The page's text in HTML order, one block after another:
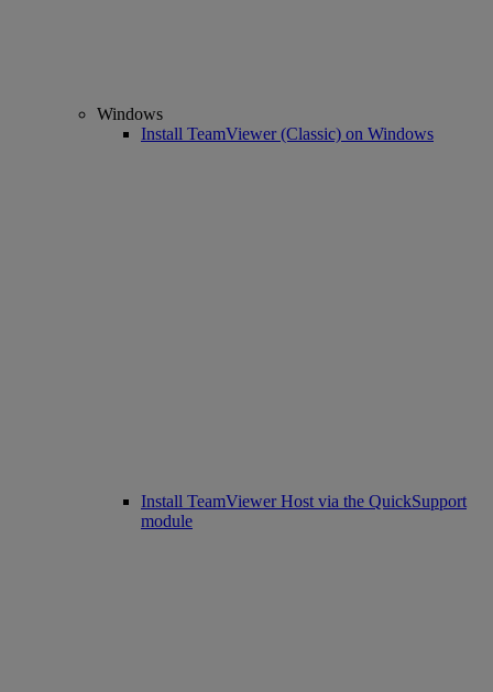
Windows
Install TeamViewer (Classic) on Windows
Install TeamViewer Host via the QuickSupport
module